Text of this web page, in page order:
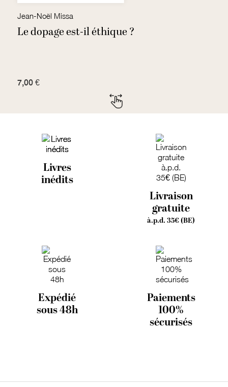
Jean-Noël Missa
Le dopage est-il éthique ?
7,00 €
Livres
inédits
Livraison
gratuite
à.p.d. 35€ (BE)
Expédié
sous 48h
Paiements
100%
sécurisés